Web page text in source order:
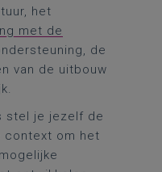
het
met de
de
van de uitbouw
stel je jezelf de
context om het